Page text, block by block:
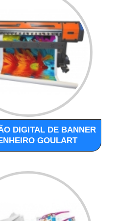
DIGITAL DE BANNER
GOULART